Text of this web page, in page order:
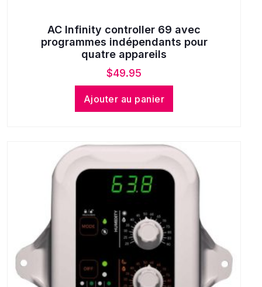
AC Infinity controller 69 avec
programmes indépendants pour
quatre appareils
$49.95
Ajouter au panier